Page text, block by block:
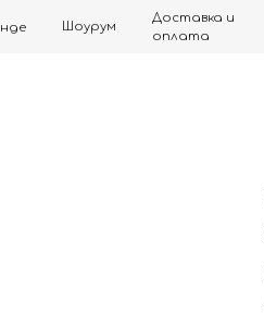
Доставка и
оплата
Шоурум